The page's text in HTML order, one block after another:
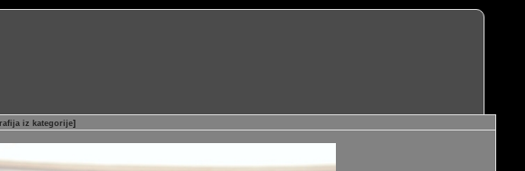
iz kategorije]